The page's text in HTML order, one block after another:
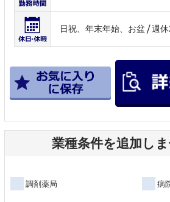
日祝、年末年始、お盆 / 週休
業種条件を追加し
調剤薬局 病